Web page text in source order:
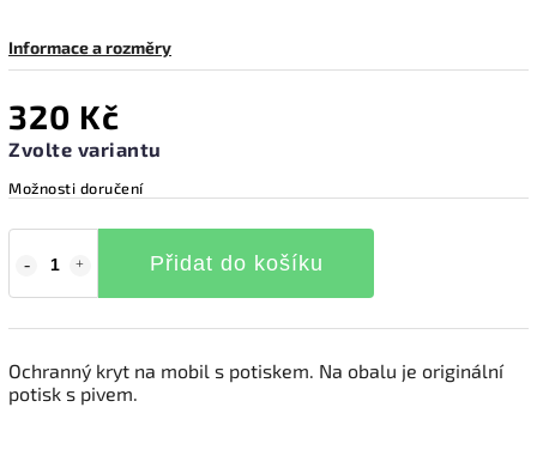
Informace a rozměry
320 Kč
Zvolte variantu
Možnosti doručení
Přidat do košíku
Ochranný kryt na mobil s potiskem. Na obalu je originální
potisk s pivem.